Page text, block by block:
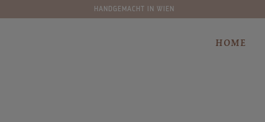
Zur Hauptnavigation springen
HOME